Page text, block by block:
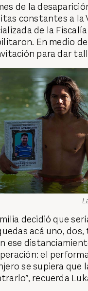
de la
constantes a la
de la
En medio
para dar
decidió que
acá uno,
ese
el
se supiera que
recuerda